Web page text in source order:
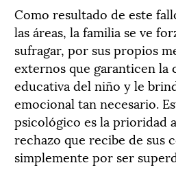
Como resultado de este
las áreas, la familia se ve
sufragar, por sus propios
externos que garanticen la
educativa del niño y le
emocional tan necesario.
psicológico es la prioridad
rechazo que recibe de sus
simplemente por ser